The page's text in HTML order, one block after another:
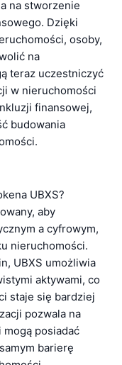
na stworzenie
Dzięki
osoby,
na
teraz uczestniczyć
w nieruchomości
finansowej,
budowania
UBXS?
aby
a cyfrowym,
nieruchomości.
UBXS umożliwia
aktywami, co
staje się bardziej
pozwala na
posiadać
barierę